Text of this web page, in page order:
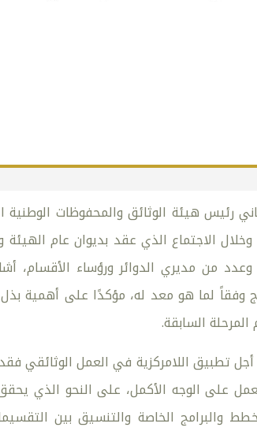
رئيس هيئة الوثائق والمحفوظات الوطنية
وتطويره. وخلال الاجتماع الذي عقد بديوان
من مديري الدوائر ورؤساء الأقسام،
وفقاً لما هو معد له، مؤكدًا على أهمية بذل
السابقة.
تطبيق اللامركزية في العمل الوثائقي
على الوجه الأكمل، على النحو الذي
والبرامج الخاصة والتنسيق بين